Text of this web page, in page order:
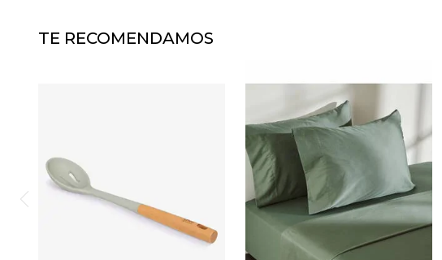
TE RECOMENDAMOS